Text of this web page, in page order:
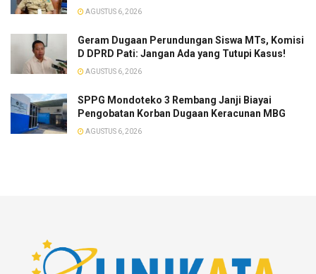
AGUSTUS 6, 2026
Geram Dugaan Perundungan Siswa MTs, Komisi
D DPRD Pati: Jangan Ada yang Tutupi Kasus!
AGUSTUS 6, 2026
SPPG Mondoteko 3 Rembang Janji Biayai
Pengobatan Korban Dugaan Keracunan MBG
AGUSTUS 6, 2026